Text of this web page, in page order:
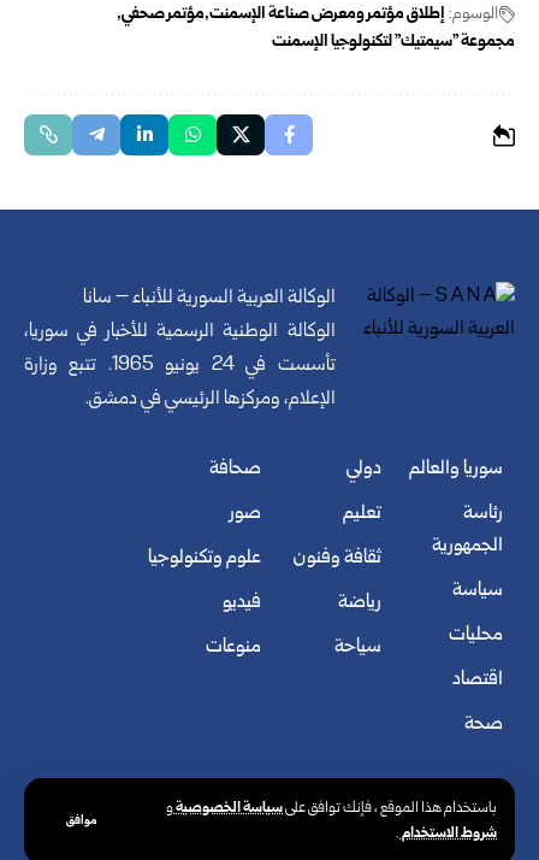
باستخدام هذا الموقع ، فإنك توافق علىسياسة الخصوصيةو
شروط الاستخدام.
موافق
الوسوم: إطلاق مؤتمر ومعرض صناعة الإسمنت مؤتمر صحفي
مجموعة "سيمتيك" لتكنولوجيا الإسمنت
الوكالة العربية السورية للأنباء – سانا
الوكالة الوطنية الرسمية للأخبار في سوريا،
تأسست في 24 يونيو 1965. تتبع وزارة
الإعلام، ومركزها الرئيسي في دمشق.
سوريا والعالم
رئاسة
الجمهورية
سياسة
محليات
اقتصاد
صحة
دولي
تعليم
ثقافة وفنون
رياضة
سياحة
صحافة
صور
علوم وتكنولوجيا
فيديو
منوعات
© الوكالة العربية السورية للأنباء. كافة الحقوق محفوظة.